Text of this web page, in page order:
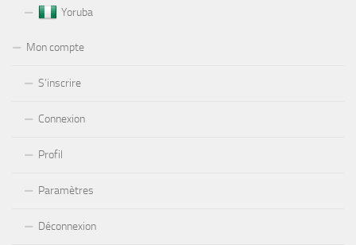
Yoruba
Mon compte
S’inscrire
Connexion
Profil
Paramètres
Déconnexion